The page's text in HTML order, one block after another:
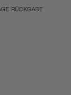
RÜCKGABE